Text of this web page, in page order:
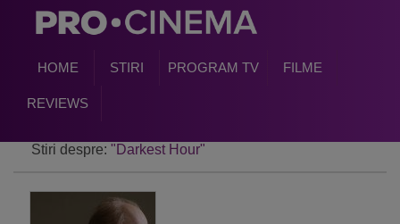
HOME STIRI PROGRAM TV FILME
REVIEWS
Stiri despre: "Darkest Hour"